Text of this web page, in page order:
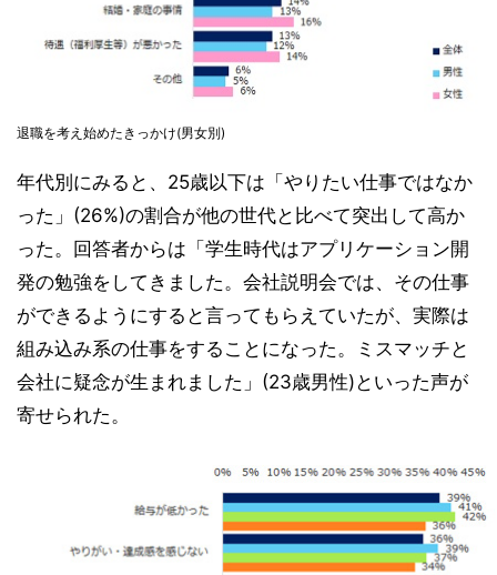
退職を考え始めたきっかけ(男女別)
年代別にみると、25歳以下は「やりたい仕事ではなか
った」(26%)の割合が他の世代と比べて突出して高か
った。回答者からは「学生時代はアプリケーション開
発の勉強をしてきました。会社説明会では、その仕事
ができるようにすると言ってもらえていたが、実際は
組み込み系の仕事をすることになった。ミスマッチと
会社に疑念が生まれました」(23歳男性)といった声が
寄せられた。